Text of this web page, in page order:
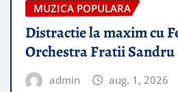
MUZICA POPULARA
Distractie la maxim cu
Orchestra Fratii Sandru
admin aug. 1, 2026